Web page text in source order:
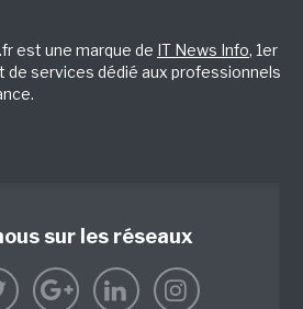
est une marque de IT News Info, 1er
de services dédié aux professionnels
sur les réseaux